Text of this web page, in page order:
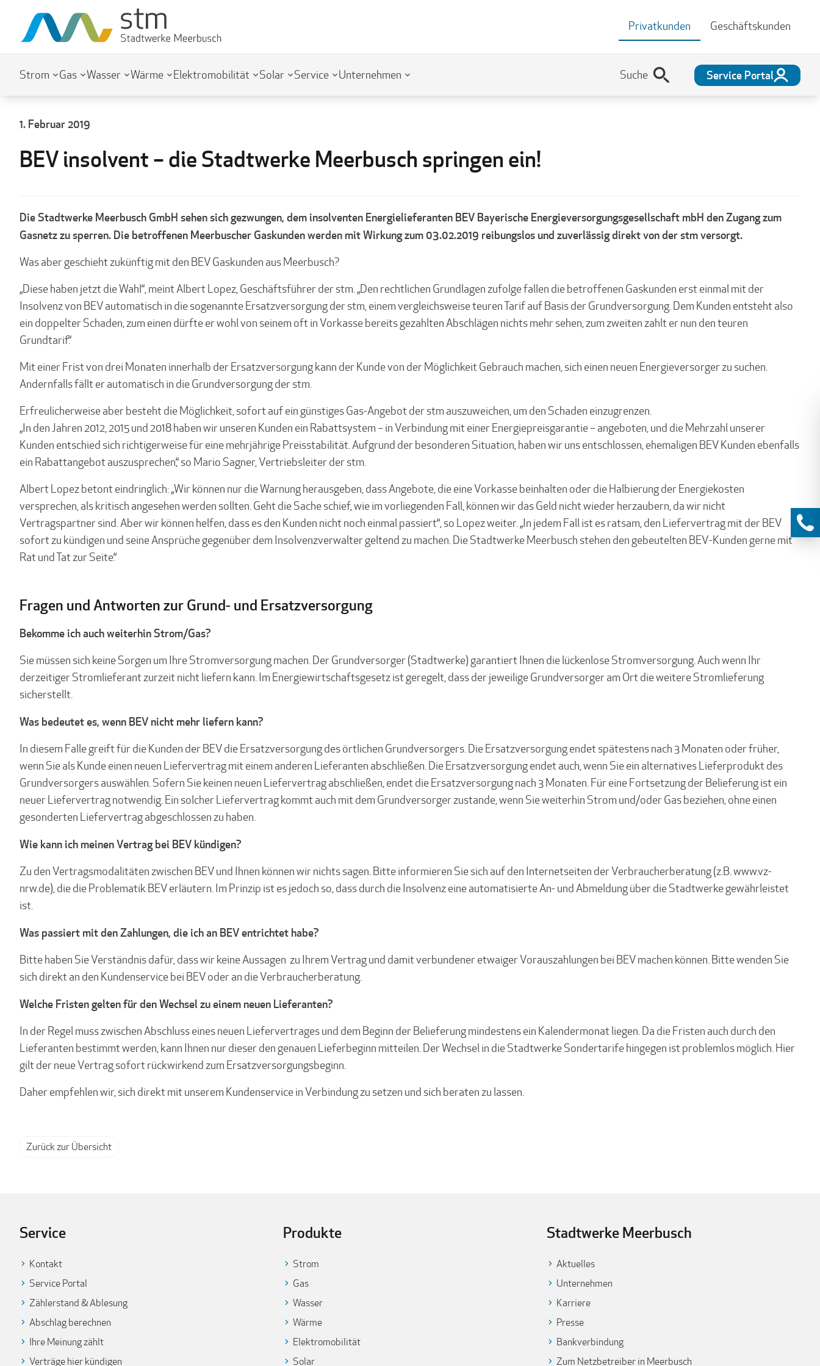
Privatkunden Geschäftskunden
Strom Gas Wasser Wärme Elektromobilität Solar Service Unternehmen Service Portal
1. Februar 2019
BEV insolvent – die Stadtwerke Meerbusch springen ein!
Die Stadtwerke Meerbusch GmbH sehen sich gezwungen, dem insolventen Energielieferanten BEV Bayerische Energieversorgungsgesellschaft mbH den Zugang zum
Gasnetz zu sperren. Die betroffenen Meerbuscher Gaskunden werden mit Wirkung zum 03.02.2019 reibungslos und zuverlässig direkt von der stm versorgt.
Was aber geschieht zukünftig mit den BEV Gaskunden aus Meerbusch?
„Diese haben jetzt die Wahl“, meint Albert Lopez, Geschäftsführer der stm. „Den rechtlichen Grundlagen zufolge fallen die betroffenen Gaskunden erst einmal mit der
Insolvenz von BEV automatisch in die sogenannte Ersatzversorgung der stm, einem vergleichsweise teuren Tarif auf Basis der Grundversorgung. Dem Kunden entsteht also
ein doppelter Schaden, zum einen dürfte er wohl von seinem oft in Vorkasse bereits gezahlten Abschlägen nichts mehr sehen, zum zweiten zahlt er nun den teuren
Grundtarif.“
Mit einer Frist von drei Monaten innerhalb der Ersatzversorgung kann der Kunde von der Möglichkeit Gebrauch machen, sich einen neuen Energieversorger zu suchen.
Andernfalls fällt er automatisch in die Grundversorgung der stm.
Erfreulicherweise aber besteht die Möglichkeit, sofort auf ein günstiges Gas-Angebot der stm auszuweichen, um den Schaden einzugrenzen.
„In den Jahren 2012, 2015 und 2018 haben wir unseren Kunden ein Rabattsystem – in Verbindung mit einer Energiepreisgarantie – angeboten, und die Mehrzahl unserer
Kunden entschied sich richtigerweise für eine mehrjährige Preisstabilität. Aufgrund der besonderen Situation, haben wir uns entschlossen, ehemaligen BEV Kunden ebenfalls
ein Rabattangebot auszusprechen,“ so Mario Sagner, Vertriebsleiter der stm.
Albert Lopez betont eindringlich: „Wir können nur die Warnung herausgeben, dass Angebote, die eine Vorkasse beinhalten oder die Halbierung der Energiekosten
versprechen, als kritisch angesehen werden sollten. Geht die Sache schief, wie im vorliegenden Fall, können wir das Geld nicht wieder herzaubern, da wir nicht
Vertragspartner sind. Aber wir können helfen, dass es den Kunden nicht noch einmal passiert“, so Lopez weiter. „In jedem Fall ist es ratsam, den Liefervertrag mit der BEV
sofort zu kündigen und seine Ansprüche gegenüber dem Insolvenzverwalter geltend zu machen. Die Stadtwerke Meerbusch stehen den gebeutelten BEV-Kunden gerne mit
Rat und Tat zur Seite.“
Fragen und Antworten zur Grund- und Ersatzversorgung
Bekomme ich auch weiterhin Strom/Gas?
Sie müssen sich keine Sorgen um Ihre Stromversorgung machen. Der Grundversorger (Stadtwerke) garantiert Ihnen die lückenlose Stromversorgung. Auch wenn Ihr
derzeitiger Stromlieferant zurzeit nicht liefern kann. Im Energiewirtschaftsgesetz ist geregelt, dass der jeweilige Grundversorger am Ort die weitere Stromlieferung
sicherstellt.
Was bedeutet es, wenn BEV nicht mehr liefern kann?
In diesem Falle greift für die Kunden der BEV die Ersatzversorgung des örtlichen Grundversorgers. Die Ersatzversorgung endet spätestens nach 3 Monaten oder früher,
wenn Sie als Kunde einen neuen Liefervertrag mit einem anderen Lieferanten abschließen. Die Ersatzversorgung endet auch, wenn Sie ein alternatives Lieferprodukt des
Grundversorgers auswählen. Sofern Sie keinen neuen Liefervertrag abschließen, endet die Ersatzversorgung nach 3 Monaten. Für eine Fortsetzung der Belieferung ist ein
neuer Liefervertrag notwendig. Ein solcher Liefervertrag kommt auch mit dem Grundversorger zustande, wenn Sie weiterhin Strom und/oder Gas beziehen, ohne einen
gesonderten Liefervertrag abgeschlossen zu haben.
Wie kann ich meinen Vertrag bei BEV kündigen?
Zu den Vertragsmodalitäten zwischen BEV und Ihnen können wir nichts sagen. Bitte informieren Sie sich auf den Internetseiten der Verbraucherberatung (z.B. www.vz-
nrw.de), die die Problematik BEV erläutern. Im Prinzip ist es jedoch so, dass durch die Insolvenz eine automatisierte An- und Abmeldung über die Stadtwerke gewährleistet
ist.
Was passiert mit den Zahlungen, die ich an BEV entrichtet habe?
Bitte haben Sie Verständnis dafür, dass wir keine Aussagen zu Ihrem Vertrag und damit verbundener etwaiger Vorauszahlungen bei BEV machen können. Bitte wenden Sie
sich direkt an den Kundenservice bei BEV oder an die Verbraucherberatung.
Welche Fristen gelten für den Wechsel zu einem neuen Lieferanten?
In der Regel muss zwischen Abschluss eines neuen Liefervertrages und dem Beginn der Belieferung mindestens ein Kalendermonat liegen. Da die Fristen auch durch den
Lieferanten bestimmt werden, kann Ihnen nur dieser den genauen Lieferbeginn mitteilen. Der Wechsel in die Stadtwerke Sondertarife hingegen ist problemlos möglich. Hier
gilt der neue Vertrag sofort rückwirkend zum Ersatzversorgungsbeginn.
Daher empfehlen wir, sich direkt mit unserem Kundenservice in Verbindung zu setzen und sich beraten zu lassen.
Zurück zur Übersicht
Service
Kontakt
Service Portal
Zählerstand & Ablesung
Abschlag berechnen
Ihre Meinung zählt
Verträge hier kündigen
Produkte
Strom
Gas
Wasser
Wärme
Elektromobilität
Solar
Stadtwerke Meerbusch
Aktuelles
Unternehmen
Karriere
Presse
Bankverbindung
Zum Netzbetreiber in Meerbusch